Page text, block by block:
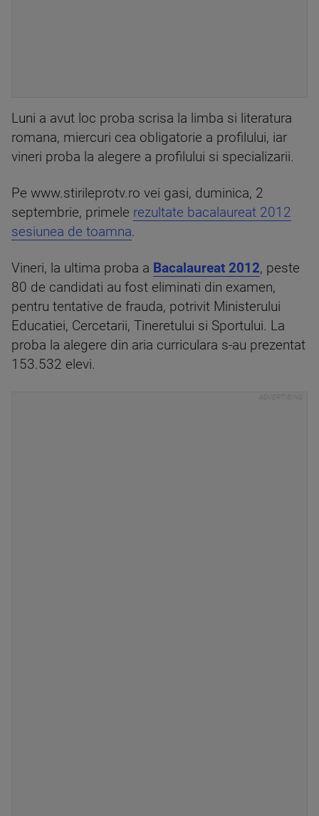
Luni a avut loc proba scrisa la limba si literatura
romana, miercuri cea obligatorie a profilului, iar
vineri proba la alegere a profilului si specializarii.
Pe www.stirileprotv.ro vei gasi, duminica, 2
septembrie, primele rezultate bacalaureat 2012
sesiunea de toamna.
Vineri, la ultima proba a Bacalaureat 2012, peste
80 de candidati au fost eliminati din examen,
pentru tentative de frauda, potrivit Ministerului
Educatiei, Cercetarii, Tineretului si Sportului. La
proba la alegere din aria curriculara s-au prezentat
153.532 elevi.